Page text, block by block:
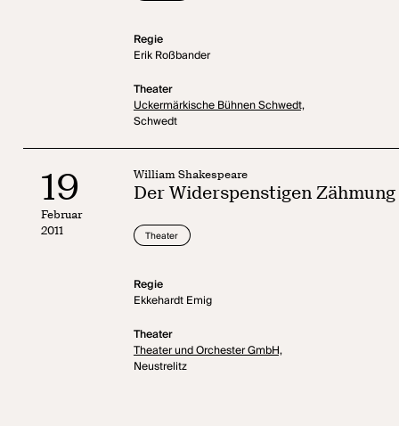
Regie
Erik Roßbander
Theater
Uckermärkische Bühnen Schwedt,
Schwedt
19
Februar
2011
William Shakespeare
Der Widerspenstigen Zähmung
Theater
Regie
Ekkehardt Emig
Theater
Theater und Orchester GmbH,
Neustrelitz